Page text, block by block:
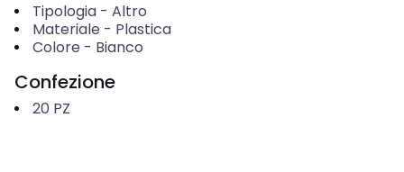
Tipologia- Altro
Materiale - Plastica
Colore - Bianco
Confezione
20 PZ